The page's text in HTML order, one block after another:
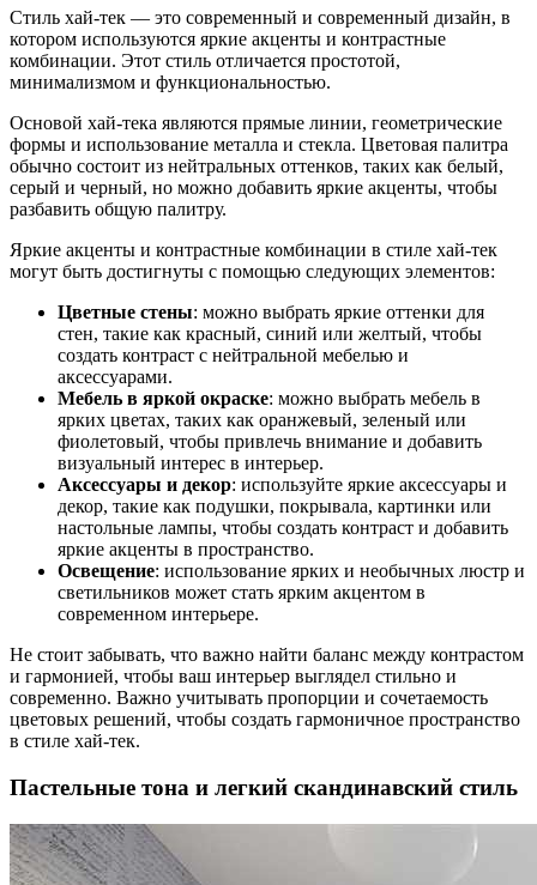
Стиль хай-тек — это современный и современный дизайн, в
котором используются яркие акценты и контрастные
комбинации. Этот стиль отличается простотой,
минимализмом и функциональностью.
Основой хай-тека являются прямые линии, геометрические
формы и использование металла и стекла. Цветовая палитра
обычно состоит из нейтральных оттенков, таких как белый,
серый и черный, но можно добавить яркие акценты, чтобы
разбавить общую палитру.
Яркие акценты и контрастные комбинации в стиле хай-тек
могут быть достигнуты с помощью следующих элементов:
Цветные стены: можно выбрать яркие оттенки для
стен, такие как красный, синий или желтый, чтобы
создать контраст с нейтральной мебелью и
аксессуарами.
Мебель в яркой окраске: можно выбрать мебель в
ярких цветах, таких как оранжевый, зеленый или
фиолетовый, чтобы привлечь внимание и добавить
визуальный интерес в интерьер.
Аксессуары и декор: используйте яркие аксессуары и
декор, такие как подушки, покрывала, картинки или
настольные лампы, чтобы создать контраст и добавить
яркие акценты в пространство.
Освещение: использование ярких и необычных люстр и
светильников может стать ярким акцентом в
современном интерьере.
Не стоит забывать, что важно найти баланс между контрастом
и гармонией, чтобы ваш интерьер выглядел стильно и
современно. Важно учитывать пропорции и сочетаемость
цветовых решений, чтобы создать гармоничное пространство
в стиле хай-тек.
Пастельные тона и легкий скандинавский стиль